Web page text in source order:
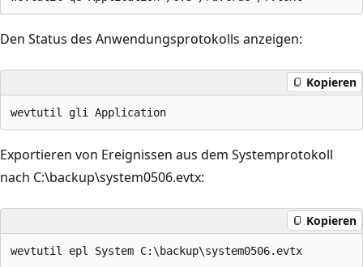
Den Status des Anwendungsprotokolls anzeigen:
Kopieren
Exportieren von Ereignissen aus dem Systemprotokoll
nach C:\backup\system0506.evtx:
Kopieren